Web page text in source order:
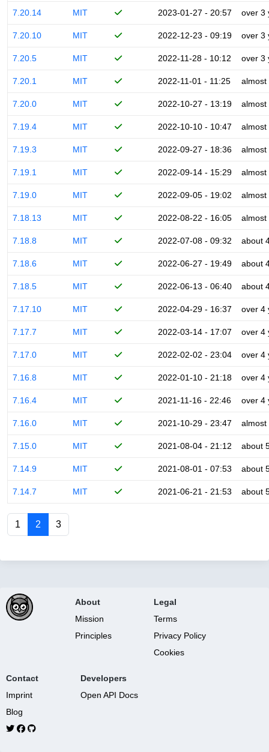
7.20.14 MIT 2023-01-27 - 20:57 over 3
7.20.10 MIT 2022-12-23 - 09:19 over 3
7.20.5 MIT 2022-11-28 - 10:12 over 3
7.20.1 MIT 2022-11-01 - 11:25 almost
7.20.0 MIT 2022-10-27 - 13:19 almost
7.19.4 MIT 2022-10-10 - 10:47 almost
7.19.3 MIT 2022-09-27 - 18:36 almost
7.19.1 MIT 2022-09-14 - 15:29 almost
7.19.0 MIT 2022-09-05 - 19:02 almost
7.18.13 MIT 2022-08-22 - 16:05 almost
7.18.8 MIT 2022-07-08 - 09:32 about
7.18.6 MIT 2022-06-27 - 19:49 about
7.18.5 MIT 2022-06-13 - 06:40 about
7.17.10 MIT 2022-04-29 - 16:37 over 4
7.17.7 MIT 2022-03-14 - 17:07 over 4
7.17.0 MIT 2022-02-02 - 23:04 over 4
7.16.8 MIT 2022-01-10 - 21:18 over 4
7.16.4 MIT 2021-11-16 - 22:46 over 4
7.16.0 MIT 2021-10-29 - 23:47 almost
7.15.0 MIT 2021-08-04 - 21:12 about
7.14.9 MIT 2021-08-01 - 07:53 about
7.14.7 MIT 2021-06-21 - 21:53 about
1 2 3
About
Mission
Principles
Legal
Terms
Privacy Policy
Cookies
Contact
Imprint
Blog
Developers
Open API Docs